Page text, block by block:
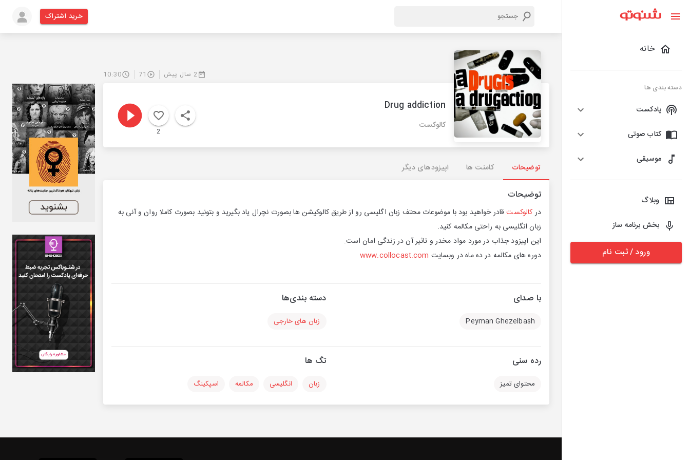
خانه
دسته بندی ها
پادکست
کتاب صوتی
موسیقی
وبلاگ
بخش برنامه ساز
ورود / ثبت نام
خرید اشتراک
2 سال پیش 71
10:30
Drug addiction
کالوکست
2
توضیحات کامنت ها اپیزودهای دیگر
توضیحات
درکالوکستقادر خواهید بود با موضوعات محتف زبان اگلیسی رو از طریق کالوکیشن ها بصورت نچرال یاد بگیرید و بتونید بصورت کاملا روان و آنی به
زبان انگلیسی به راحتی مکالمه کنید.
این اپیزود جذاب در مورد مواد مخدر و تاثیر آن در زندگی امان است.
دوره های مکالمه در ده ماه در وبسایت
با صدای
Peyman Ghezelbash
دسته بندی‌ها
زبان های خارجی
رده سنی
محتوای تمیز
تگ ها
زبان انگلیسی مکالمه اسپکینگ